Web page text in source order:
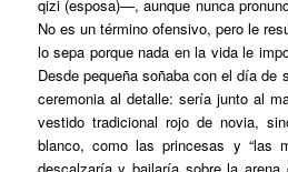
qizi (esposa)—, aunque nunca
No es un término ofensivo, pero le
lo sepa porque nada en la vida le
Desde pequeña soñaba con el día de
ceremonia al detalle: sería junto al
vestido tradicional rojo de novia,
blanco, como las princesas y “las